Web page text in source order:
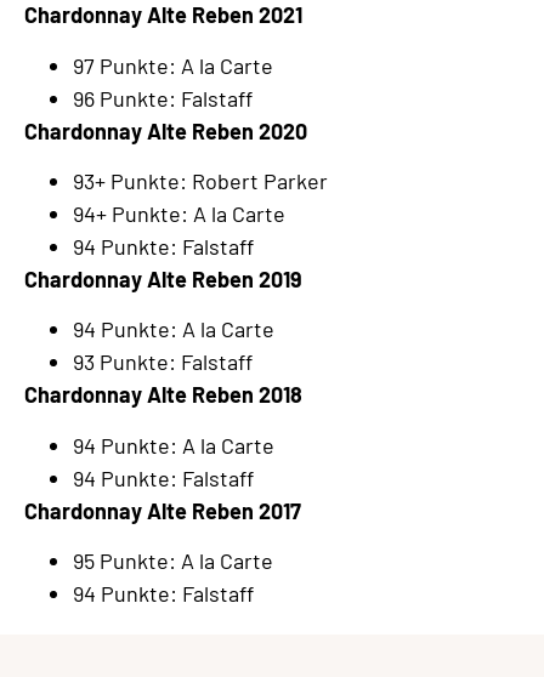
Chardonnay Alte Reben 2021
97 Punkte: A la Carte
96 Punkte: Falstaff
Chardonnay Alte Reben 2020
93+ Punkte: Robert Parker
94+ Punkte: A la Carte
94 Punkte: Falstaff
Chardonnay Alte Reben 2019
94 Punkte: A la Carte
93 Punkte: Falstaff
Chardonnay Alte Reben 2018
94 Punkte: A la Carte
94 Punkte: Falstaff
Chardonnay Alte Reben 2017
95 Punkte: A la Carte
94 Punkte: Falstaff